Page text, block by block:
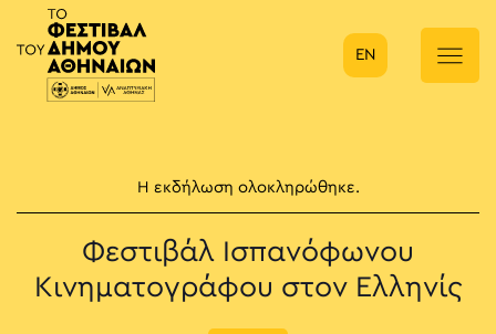
Κύρια πλοήγηση
EN
Η εκδήλωση ολοκληρώθηκε.
Φεστιβάλ Ισπανόφωνου
Κινηματογράφου στον Ελληνίς